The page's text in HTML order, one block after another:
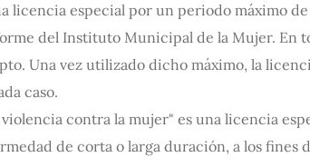
licencia especial por un periodo máximo
del Instituto Municipal de la Mujer. En
Una vez utilizado dicho máximo, la
caso.
contra la mujer" es una licencia
de corta o larga duración, a los fines